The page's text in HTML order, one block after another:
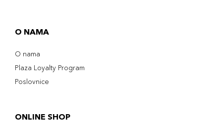
O NAMA
O nama
Plaza Loyalty Program
Poslovnice
ONLINE SHOP